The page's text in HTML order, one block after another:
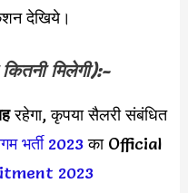
देखिये।
मिलेगी):-
रहेगा, कृपया सैलरी संबंधित
भर्ती 2023का Official
2023